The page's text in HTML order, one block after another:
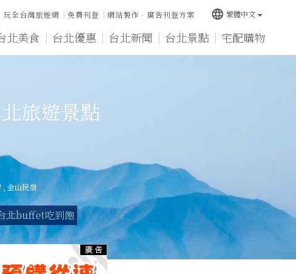
北美食 台北優惠 台北新聞 台北景點 宅配購物
玩全台灣旅遊網 免費刊登 網站製作‧廣告刊登方案 language 繁體中文
旅遊景點
金山民宿
北buffet吃到飽